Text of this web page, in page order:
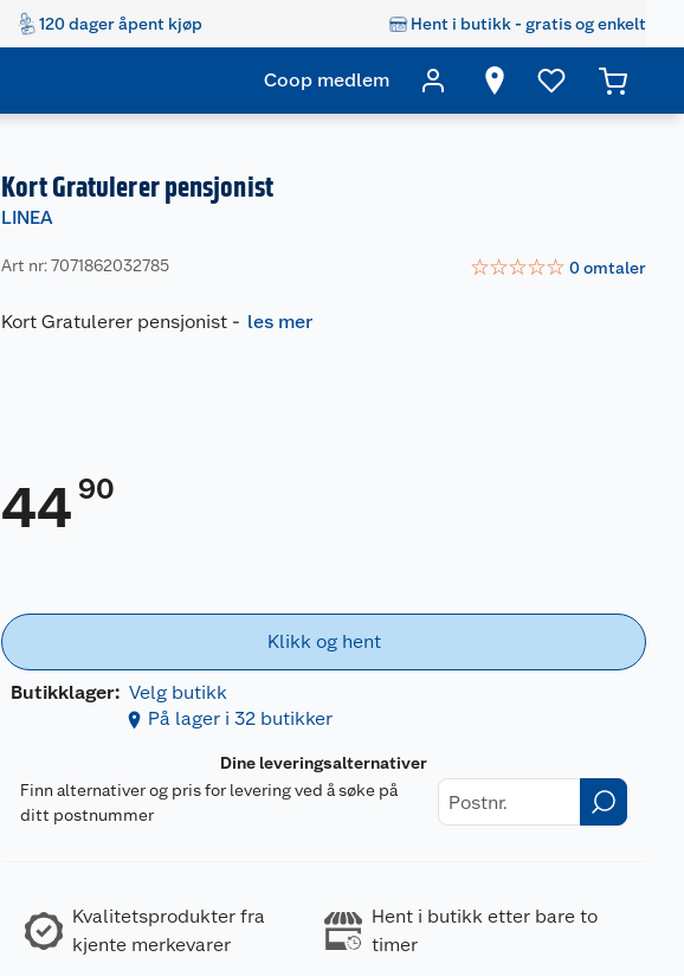
120 dager åpent kjøp Hent i butikk - gratis og enkelt
Coop medlem
Kort Gratulerer pensjonist
LINEA
Art nr: 7071862032785 ☆☆☆☆☆ 0omtaler
Kort Gratulerer pensjonist - les mer
44 90
Klikk og hent
Butikklager: Velg butikk
På lager i 32 butikker
Dine leveringsalternativer
Finn alternativer og pris for levering ved å søke på
ditt postnummer
Kvalitetsprodukter fra
kjente merkevarer
Hent i butikk etter bare to
timer